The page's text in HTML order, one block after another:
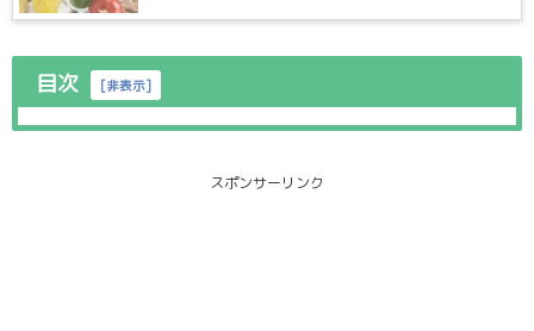
目次 [非表示]
スポンサーリンク